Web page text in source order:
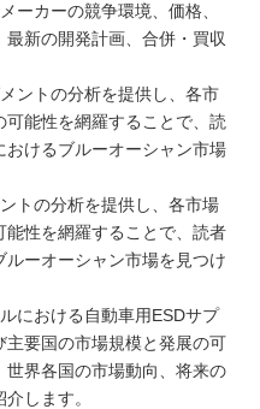
ーカーの競争環境、価格、
新の開発計画、合併・買収
ントの分析を提供し、各市
能性を網羅することで、読
けるブルーオーシャン市場
トの分析を提供し、各市場
性を網羅することで、読者
ーオーシャン市場を見つけ
における自動車用ESDサプ
主要国の市場規模と発展の可
界各国の市場動向、将来の
します。